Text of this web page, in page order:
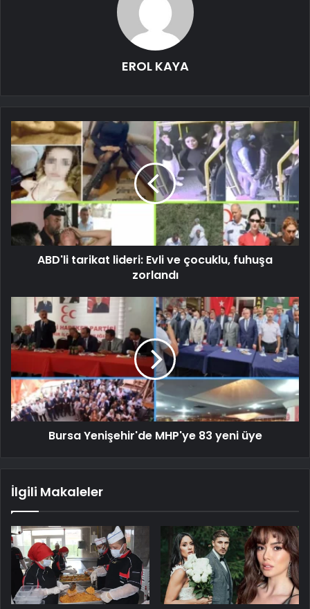
EROL KAYA
ABD'li tarikat lideri: Evli ve çocuklu, fuhuşa
zorlandı
Bursa Yenişehir'de MHP'ye 83 yeni üye
İlgili Makaleler